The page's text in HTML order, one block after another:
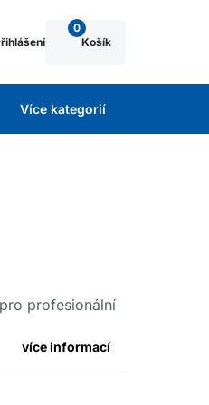
0
Košík
Více kategorií
profesionální
více informací